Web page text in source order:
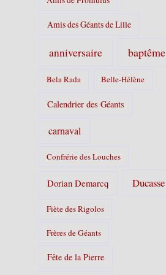
Amis des Géants de Lille
anniversaire baptême
Bela Rada Belle-Hélène
Calendrier des Géants
carnaval
Confrérie des Louches
Dorian Demarcq Ducasse
Fiète des Rigolos
Frères de Géants
Fête de la Pierre